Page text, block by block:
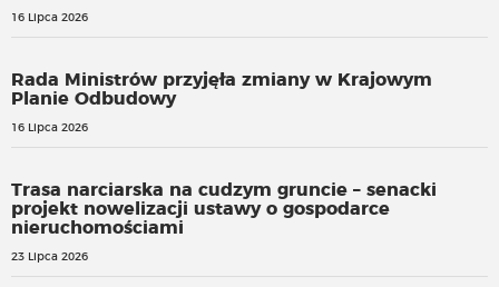
16 Lipca 2026
Rada Ministrów przyjęła zmiany w Krajowym
Planie Odbudowy
16 Lipca 2026
Trasa narciarska na cudzym gruncie – senacki
projekt nowelizacji ustawy o gospodarce
nieruchomościami
23 Lipca 2026